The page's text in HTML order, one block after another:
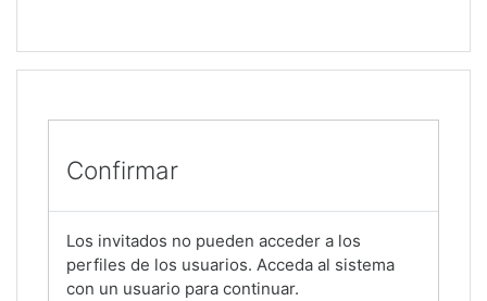
Confirmar
Los invitados no pueden acceder a los
perfiles de los usuarios. Acceda al sistema
con un usuario para continuar.